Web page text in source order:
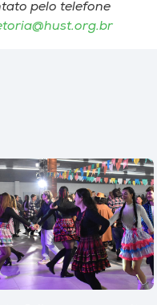
pelo telefone